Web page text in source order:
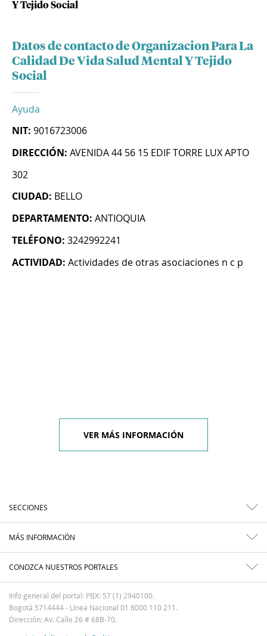
Y Tejido Social
Datos de contacto de Organizacion Para La
Calidad De Vida Salud Mental Y Tejido
Social
Ayuda
NIT: 9016723006
DIRECCIÓN: AVENIDA 44 56 15 EDIF TORRE LUX APTO
302
CIUDAD: BELLO
DEPARTAMENTO: ANTIOQUIA
TELÉFONO: 3242992241
ACTIVIDAD: Actividades de otras asociaciones n c p
VER MÁS INFORMACIÓN
SECCIONES
MÁS INFORMACIÓN
CONOZCA NUESTROS PORTALES
Info general del portal: PBX: 57 (1) 2940100.
Bogotá 5714444 - Línea Nacional 01 8000 110 211.
Dirección: Av. Calle 26 # 68B-70.